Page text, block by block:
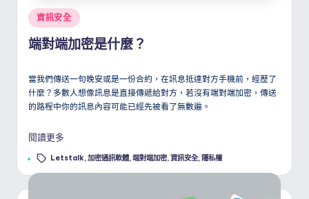
Posted
in
資訊安全
端對端加密是什麼？
當我們傳送一句晚安或是一份合約，在訊息抵達對方手機前，經歷了
什麼？多數人想像訊息是直接傳遞給對方，若沒有端對端加密，傳送
的路程中你的訊息內容可能已經先被看了無數遍。
閱讀更多
Tags: Letstalk,加密通訊軟體,端對端加密,資訊安全, 隱私權